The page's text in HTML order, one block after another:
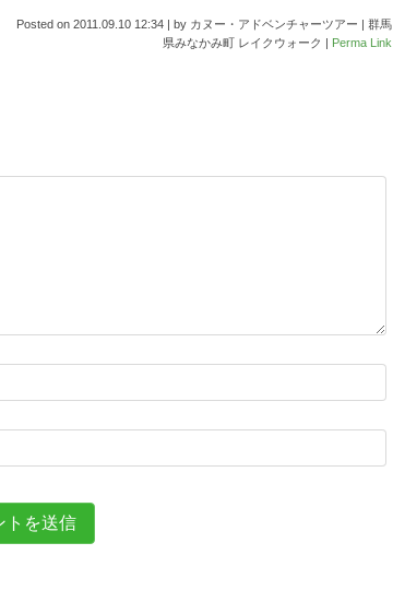
Posted on 2011.09.10 12:34 | by カヌー・アドベンチャーツアー | 群馬
県みなかみ町 レイクウォーク | Perma Link